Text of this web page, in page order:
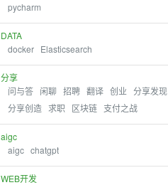
pycharm
DATA
docker Elasticsearch
分享
问与答 闲聊 招聘 翻译 创业 分享发现
分享创造 求职 区块链 支付之战
aigc
aigc chatgpt
WEB开发